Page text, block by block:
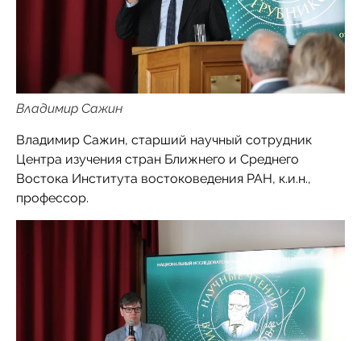
Владимир Сажин
Владимир Сажин, старший научный сотрудник
Центра изучения стран Ближнего и Среднего
Востока Института востоковедения РАН, к.и.н.,
профессор.